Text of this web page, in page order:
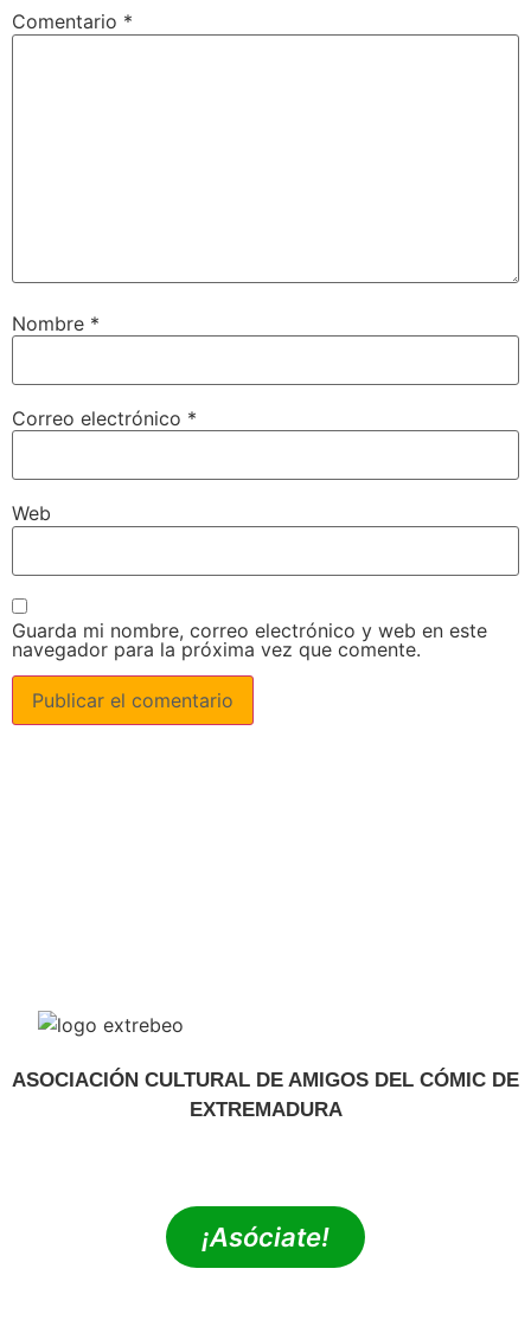
Comentario *
Nombre *
Correo electrónico *
Web
Guarda mi nombre, correo electrónico y web en este
navegador para la próxima vez que comente.
ASOCIACIÓN CULTURAL DE AMIGOS DEL CÓMIC DE
EXTREMADURA
¡Asóciate!